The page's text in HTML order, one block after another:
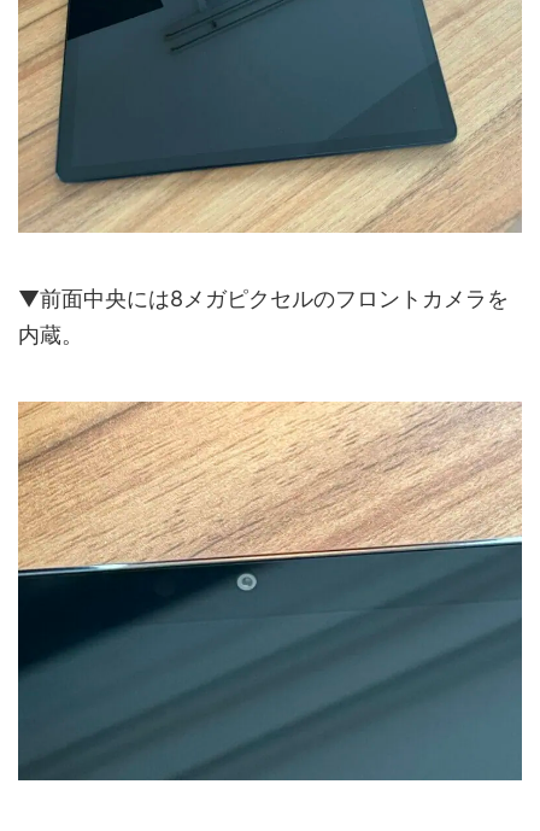
▼前面中央には8メガピクセルのフロントカメラを
内蔵。